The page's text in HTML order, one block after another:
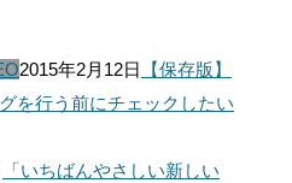
2015年2月12日
【保存版】
を行う前にチェックしたい
「いちばんやさしい新しい